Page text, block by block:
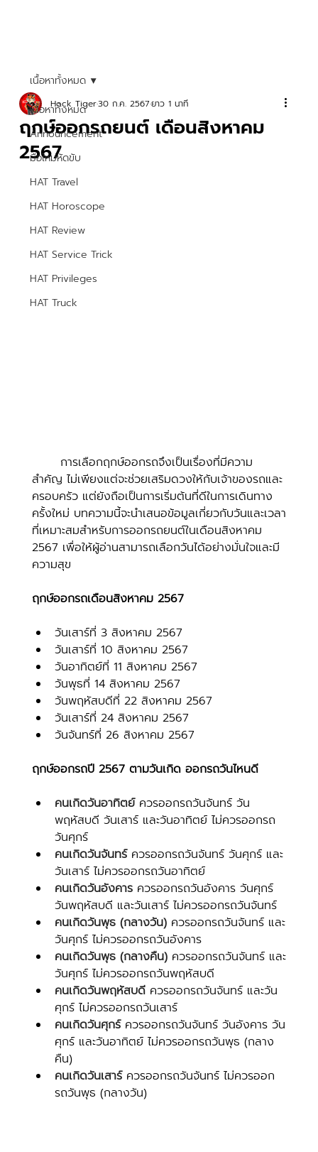
เนื้อหาทั้งหมด
Announcement
มือใหม่หัดขับ
HAT Travel
HAT Horoscope
HAT Review
HAT Service Trick
HAT Privileges
HAT Truck
เนื้อหาทั้งหมด
ฤกษ์ออกรถยนต์ เดือนสิงหาคม
2567
Hock Tiger30 ก.ค. 2567ยาว 1 นาที
สำคัญ ไม่เพียงแต่จะช่วยเสริมดวงให้กับเจ้าของรถและ
ครอบครัว แต่ยังถือเป็นการเริ่มต้นที่ดีในการเดินทาง
ครั้งใหม่ บทความนี้จะนำเสนอข้อมูลเกี่ยวกับวันและเวลา
ที่เหมาะสมสำหรับการออกรถยนต์ในเดือนสิงหาคม
2567 เพื่อให้ผู้อ่านสามารถเลือกวันได้อย่างมั่นใจและมี
ความสุข
ฤกษ์ออกรถเดือนสิงหาคม 2567
วันเสาร์ที่ 3 สิงหาคม 2567
วันเสาร์ที่ 10 สิงหาคม 2567
วันอาทิตย์ที่ 11 สิงหาคม 2567
วันพุธที่ 14 สิงหาคม 2567
วันพฤหัสบดีที่ 22 สิงหาคม 2567
วันเสาร์ที่ 24 สิงหาคม 2567
วันจันทร์ที่ 26 สิงหาคม 2567
ฤกษ์ออกรถปี 2567 ตามวันเกิด ออกรถวันไหนดี
คนเกิดวันอาทิตย์ ควรออกรถวันจันทร์ วัน
พฤหัสบดี วันเสาร์ และวันอาทิตย์ ไม่ควรออกรถ
วันศุกร์
คนเกิดวันจันทร์ ควรออกรถวันจันทร์ วันศุกร์ และ
วันเสาร์ ไม่ควรออกรถวันอาทิตย์
คนเกิดวันอังคาร ควรออกรถวันอังคาร วันศุกร์
วันพฤหัสบดี และวันเสาร์ ไม่ควรออกรถวันจันทร์
คนเกิดวันพุธ (กลางวัน) ควรออกรถวันจันทร์ และ
วันศุกร์ ไม่ควรออกรถวันอังคาร
คนเกิดวันพุธ (กลางคืน) ควรออกรถวันจันทร์ และ
วันศุกร์ ไม่ควรออกรถวันพฤหัสบดี
คนเกิดวันพฤหัสบดี ควรออกรถวันจันทร์ และวัน
ศุกร์ ไม่ควรออกรถวันเสาร์
คนเกิดวันศุกร์ ควรออกรถวันจันทร์ วันอังคาร วัน
ศุกร์ และวันอาทิตย์ ไม่ควรออกรถวันพุธ (กลาง
คืน)
คนเกิดวันเสาร์ ควรออกรถวันจันทร์ ไม่ควรออก
รถวันพุธ (กลางวัน)